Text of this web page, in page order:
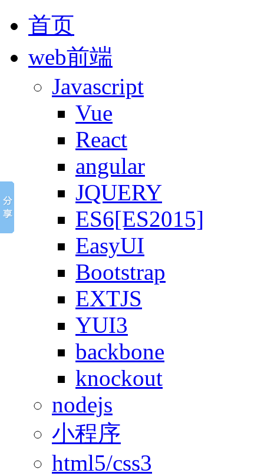
首页
web前端
Javascript
Vue
React
angular
JQUERY
ES6[ES2015]
EasyUI
Bootstrap
EXTJS
YUI3
backbone
knockout
nodejs
小程序
html5/css3